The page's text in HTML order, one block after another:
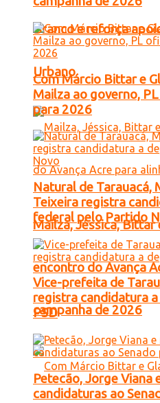
Branco e reforça
Urbano
Mailza, Jéssica, Bittar
encontro do Avança
campanha de 2026
Com Márcio Bittar e
Mailza ao governo,
para 2026
Natural de Tarauacá,
Teixeira registra
federal pelo Partido
Vice-prefeita de
registra candidatura
PSD
Petecão, Jorge Viana
candidaturas ao